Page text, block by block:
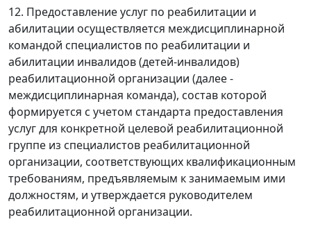
12. Предоставление услуг по реабилитации и
абилитации осуществляется междисциплинарной
командой специалистов по реабилитации и
абилитации инвалидов (детей-инвалидов)
реабилитационной организации (далее -
междисциплинарная команда), состав которой
формируется с учетом стандарта предоставления
услуг для конкретной целевой реабилитационной
группе из специалистов реабилитационной
организации, соответствующих квалификационным
требованиям, предъявляемым к занимаемым ими
должностям, и утверждается руководителем
реабилитационной организации.